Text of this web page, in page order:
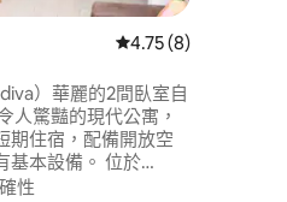
從 8 則評價中獲得
4.75 (8)
）華麗的2間臥室自
期住宿，配備開放空
設備。 位於
Marula街，
性